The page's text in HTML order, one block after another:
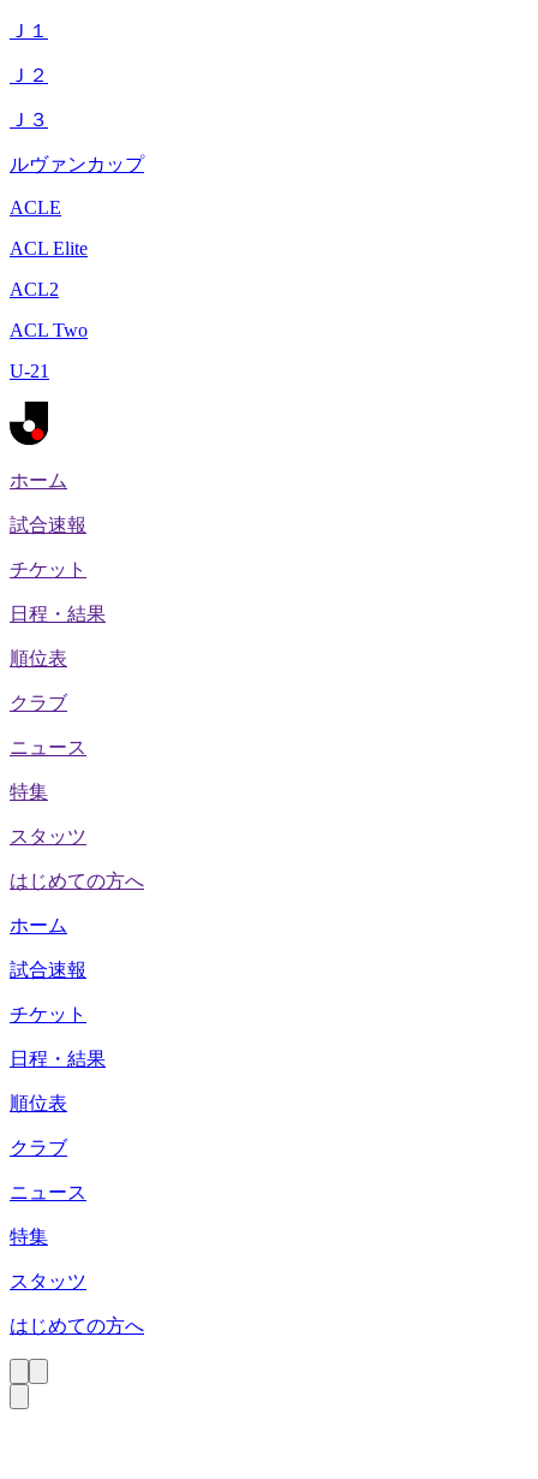
Ｊ１
Ｊ２
Ｊ３
ルヴァンカップ
ACLE
ACL Elite
ACL2
ACL Two
U-21
ホーム
試合速報
チケット
日程・結果
順位表
クラブ
ニュース
特集
スタッツ
はじめての方へ
ホーム
試合速報
チケット
日程・結果
順位表
クラブ
ニュース
特集
スタッツ
はじめての方へ